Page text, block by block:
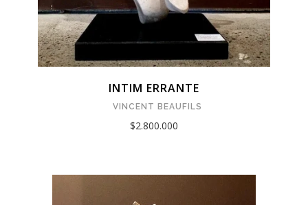
INTIM ERRANTE
VINCENT BEAUFILS
$2.800.000